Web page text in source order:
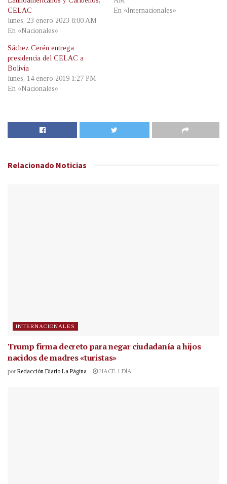
CELAC
lunes, 23 enero 2023 8:00 AM
En «Nacionales»
En «Internacionales»
Sáchez Cerén entrega
presidencia del CELAC a
Bolivia
lunes, 14 enero 2019 1:27 PM
En «Nacionales»
Relacionado Noticias
INTERNACIONALES
Trump firma decreto para negar ciudadanía a hijos
nacidos de madres «turistas»
por Redacción Diario La Página HACE 1 DÍA